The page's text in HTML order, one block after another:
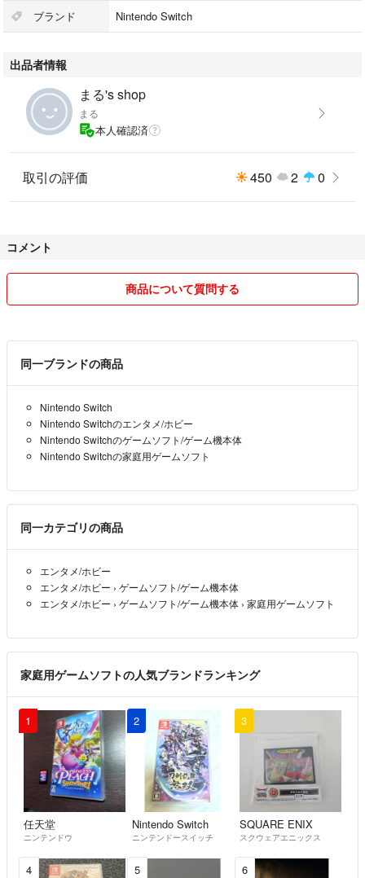
#スイッチ
#Switch
#ゲームソフト
5.03-26
ブランド Nintendo Switch
出品者情報
まる's shop
まる
本人確認済
取引の評価 450 2 0
コメント
商品について質問する
同一ブランドの商品
Nintendo Switch
Nintendo Switchのエンタメ/ホビー
Nintendo Switchのゲームソフト/ゲーム機本体
Nintendo Switchの家庭用ゲームソフト
同一カテゴリの商品
エンタメ/ホビー
エンタメ/ホビー › ゲームソフト/ゲーム機本体
エンタメ/ホビー › ゲームソフト/ゲーム機本体 › 家庭用ゲームソフト
家庭用ゲームソフトの人気ブランドランキング
1
任天堂
ニンテンドウ
2
Nintendo Switch
ニンテンドースイッチ
3
SQUARE ENIX
スクウェアエニックス
4 5 6